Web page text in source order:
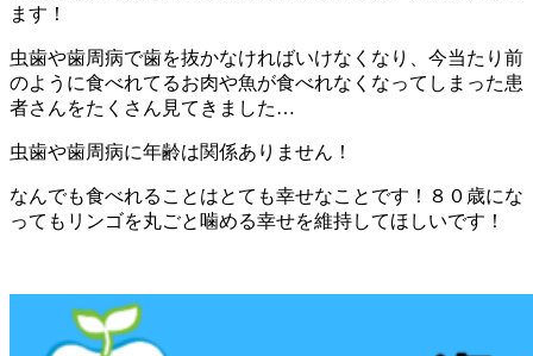
ます！
虫歯や歯周病で歯を抜かなければいけなくなり、今当たり前
のように食べれてるお肉や魚が食べれなくなってしまった患
者さんをたくさん見てきました…
虫歯や歯周病に年齢は関係ありません！
なんでも食べれることはとても幸せなことです！８０歳にな
ってもリンゴを丸ごと噛める幸せを維持してほしいです！